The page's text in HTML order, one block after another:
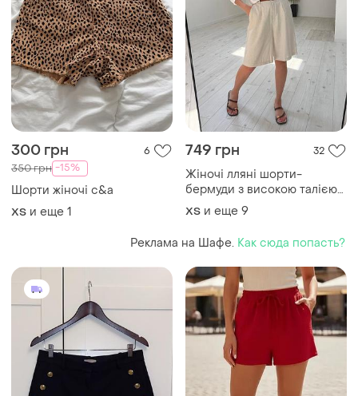
300 грн 6
350 грн -15%
Шорти жіночі c&a
ХS и еще 1
749 грн 32
Жіночі лляні шорти-
бермуди з високою талією
та кишенями | 42–60
розмір | чорні, бежеві,
молочні
ХS и еще 9
Реклама на Шафе. Как сюда попасть?